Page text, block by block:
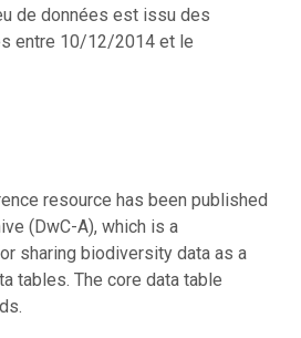
de données est issu des
entre 10/12/2014 et le
resource has been published
(DwC-A), which is a
sharing biodiversity data as a
tables. The core data table